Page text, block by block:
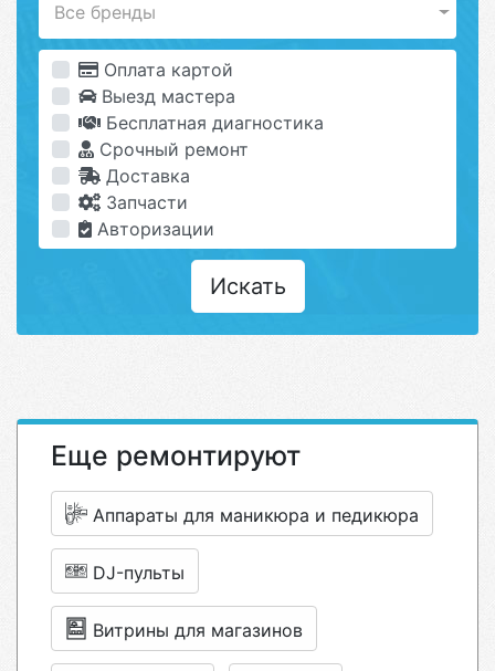
Все бренды
Оплата картой
Выезд мастера
Бесплатная диагностика
Срочный ремонт
Доставка
Запчасти
Авторизации
Искать
Еще ремонтируют
Аппараты для маникюра и педикюра
DJ-пульты
Витрины для магазинов